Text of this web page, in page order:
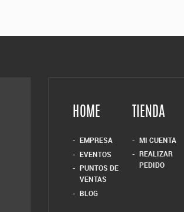
HOME
EMPRESA
EVENTOS
PUNTOS DE
VENTAS
BLOG
TIENDA
MI CUENTA
REALIZAR
PEDIDO